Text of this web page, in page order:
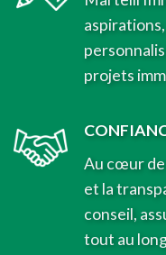
projets
Au cœur
et la
conseil,
tout au